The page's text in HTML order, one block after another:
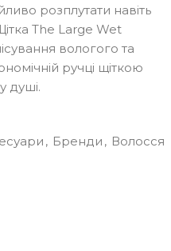
розплутати навіть
The Large Wet
вологого та
ручці щіткою
душі.
, Бренди , Волосся